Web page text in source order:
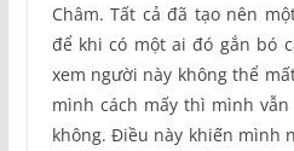
Châm. Tất cả đã tạo nên
để khi có một ai đó gắn bó
xem người này không thể
mình cách mấy thì mình
không. Điều này khiến mình